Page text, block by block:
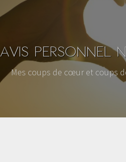
AVIS PERSONNEL
Mes coups de cœur et coups